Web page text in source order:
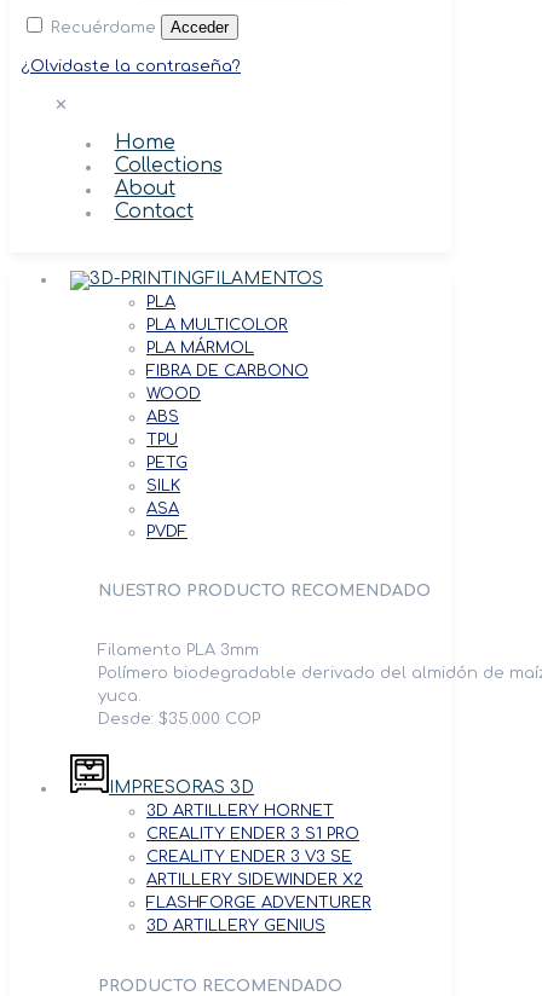
Recuérdame Acceder
¿Olvidaste la contraseña?
✕
Home
Collections
About
Contact
FILAMENTOS
PLA
PLA MULTICOLOR
PLA MÁRMOL
FIBRA DE CARBONO
WOOD
ABS
TPU
PETG
SILK
ASA
PVDF
NUESTRO PRODUCTO RECOMENDADO
Filamento PLA 3mm
Polímero biodegradable derivado del almidón de
yuca.
Desde: $35.000 COP
IMPRESORAS 3D
3D ARTILLERY HORNET
CREALITY ENDER 3 S1 PRO
CREALITY ENDER 3 V3 SE
ARTILLERY SIDEWINDER X2
FLASHFORGE ADVENTURER
3D ARTILLERY GENIUS
PRODUCTO RECOMENDADO